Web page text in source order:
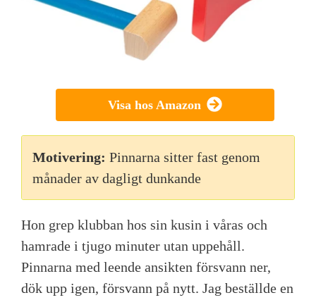
Visa hos Amazon
Motivering: Pinnarna sitter fast genom
månader av dagligt dunkande
Hon grep klubban hos sin kusin i våras och
hamrade i tjugo minuter utan uppehåll.
Pinnarna med leende ansikten försvann ner,
dök upp igen, försvann på nytt. Jag beställde en